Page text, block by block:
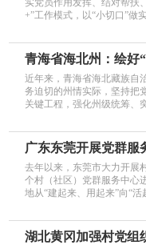
+”工作模式，以“小切口”做
青海省海北州：绘好
近年来，青海省海北藏族自
务迫切的州情实际，坚持把
关键工程，强化州级统筹、
广东东莞开展党群服
去年以来，东莞市大力开展
个村（社区）党群服务中心
地从“建起来、用起来”向“活
湖北黄冈加强村党组